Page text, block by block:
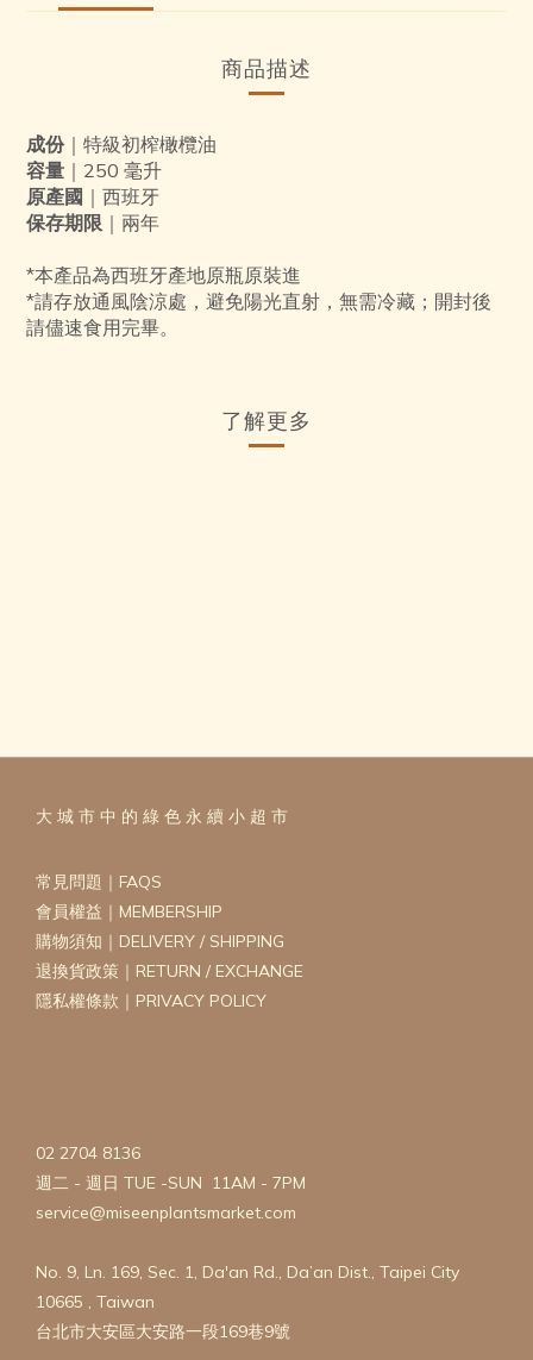
商品描述
成份｜特級初榨橄欖油
容量 ｜250 毫升
原產國 ｜西班牙
保存期限 ｜兩年
*本產品為西班牙產地原瓶原裝進
*請存放通風陰涼處，避免陽光直射，無需冷藏；開封後
請儘速食用完畢。
了解更多
大 城 市 中 的 綠 色 永 續 小 超 市
常見問題｜FAQS
會員權益｜MEMBERSHIP
購物須知｜DELIVERY / SHIPPING
退換貨政策｜RETURN / EXCHANGE
隱私權條款｜PRIVACY POLICY
02 2704 8136
週二 - 週日 TUE -SUN 11AM - 7PM
service@miseenplantsmarket.com
No. 9, Ln. 169, Sec. 1, Da'an Rd., Da’an Dist., Taipei City
10665 , Taiwan
台北市大安區大安路一段169巷9號